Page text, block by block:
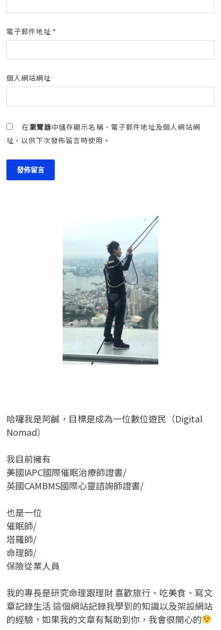
電子郵件地址 *
個人網站網址
在瀏覽器中儲存顯示名稱、電子郵件地址及個人網站網
址，以供下次發佈留言時使用。
哈囉我是阿鹹，目標是成為一位數位遊民（Digital
Nomad）
我目前擁有
美國IAPC國際催眠治療師證書/
英國CAMBMS國際心靈諮詢師證書/
也是一位
催眠師/
塔羅師/
命理師/
保險從業人員
我的專長是研究命理跟理財 喜歡旅行、吃美食、寫文
章記錄生活 這個網站記錄我學到的知識以及架設網站
的經驗，如果我的文章有幫助到你，我會很開心的